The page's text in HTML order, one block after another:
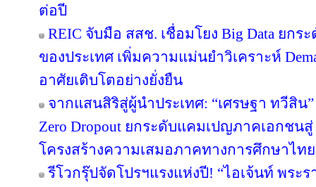
ต่อปี
REIC จับมือ สสช. เชื่อมโยง Big Data ยก
ของประเทศ เพิ่มความแม่นยำวิเคราะห์
อาศัยเติบโตอย่างยั่งยืน
จากแสนสิริสู่ผู้นำประเทศ: “เศรษฐา ทวีสิน
Zero Dropout ยกระดับแคมเปญภาคเอกชน
โครงสร้างความเสมอภาคทางการศึกษาไทย
รีโวกรุ๊ปจัดโปรฯแรงแห่งปี! “ไอเจ้นท์ พระร